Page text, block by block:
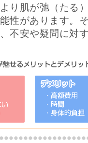
り肌が弛（たる
性があります。
不安や疑問に対